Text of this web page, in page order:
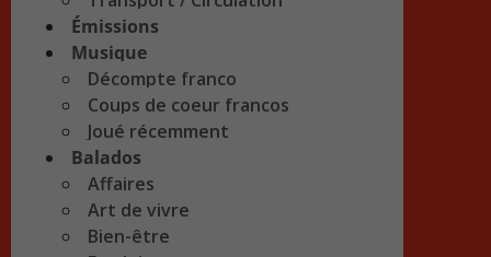
Émissions
Musique
Décompte franco
Coups de coeur francos
Joué récemment
Balados
Affaires
Art de vivre
Bien-être